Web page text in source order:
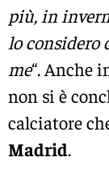
più, in
lo considero
me“. Anche
non si è
calciatore
Madrid.